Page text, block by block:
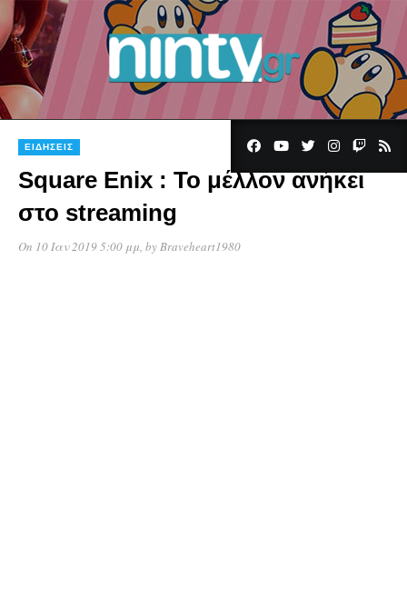
ΕΙΔΉΣΕΙΣ 11
Square Enix : Το μέλλον ανήκει
στο streaming
On 10 Ιαν 2019 5:00 μμ, byBraveheart1980